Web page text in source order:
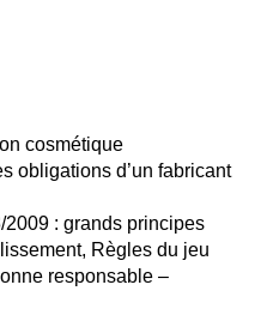
cosmétique
obligations d’un fabricant
2009 : grands principes
Règles du jeu
responsable –